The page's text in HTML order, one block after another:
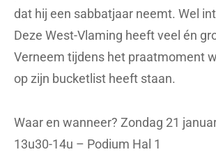
dat hij een sabbatjaar neemt. Wel
Deze West-Vlaming heeft veel én
Verneem tijdens het praatmoment
op zijn bucketlist heeft staan.
Waar en wanneer? Zondag 21
13u30-14u – Podium Hal 1